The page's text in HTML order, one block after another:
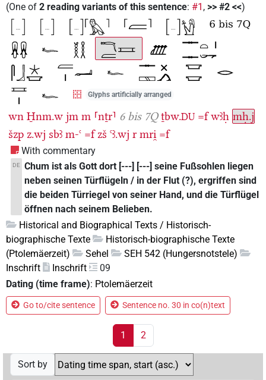
(One of 2 reading variants of this sentence: #1 , >> #2 <<)
Glyphs artificially arranged
wn H̱nm.w jm m ⸢nṯr⸣ 6 bis 7Q ṯbw.DU =f wꜣḥ mḥ.j
šzp z.wj sbꜣ m-ꜥ =f zš ꜥꜣ.wj r mri̯ =f
With commentary
DE
Chum ist als Gott dort [---] [---] seine Fußsohlen liegen
neben seinen Türflügeln / in der Flut (?), ergriffen sind
die beiden Türriegel von seiner Hand, und die Türflügel
öffnen nach seinem Belieben.
Historical and Biographical Texts / Historisch-
biographische Texte
Historisch-biographische Texte
(Ptolemäerzeit)
Sehel
SEH 542 (Hungersnotstele)
Inschrift
Inschrift
09
Dating (time frame): Ptolemäerzeit
Go to/cite sentence Sentence no. 30 in co(n)text
1 2
Sort by